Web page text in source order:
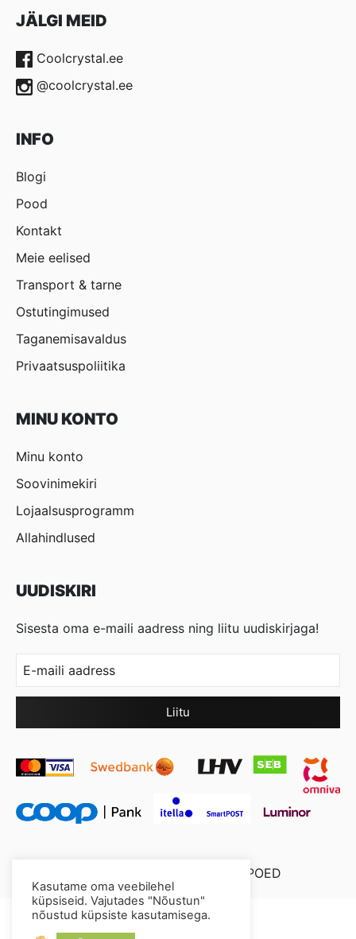
JÄLGI MEID
Coolcrystal.ee
@coolcrystal.ee
INFO
Blogi
Pood
Kontakt
Meie eelised
Transport & tarne
Ostutingimused
Taganemisavaldus
Privaatsuspoliitika
MINU KONTO
Minu konto
Soovinimekiri
Lojaalsusprogramm
Allahindlused
UUDISKIRI
Sisesta oma e-maili aadress ning liitu uudiskirjaga!
XYSUM E-POED
Kasutame oma veebilehel
küpsiseid. Vajutades "Nõustun"
nõustud küpsiste kasutamisega.